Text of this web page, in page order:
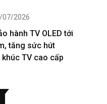
07/2026
hành TV OLED tới
tăng sức hút
khúc TV cao cấp